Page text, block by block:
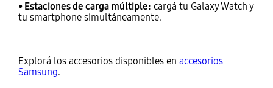
• Estaciones de carga múltiple: cargá tu Galaxy Watch y
tu smartphone simultáneamente.
Explorá los accesorios disponibles en accesorios
Samsung.